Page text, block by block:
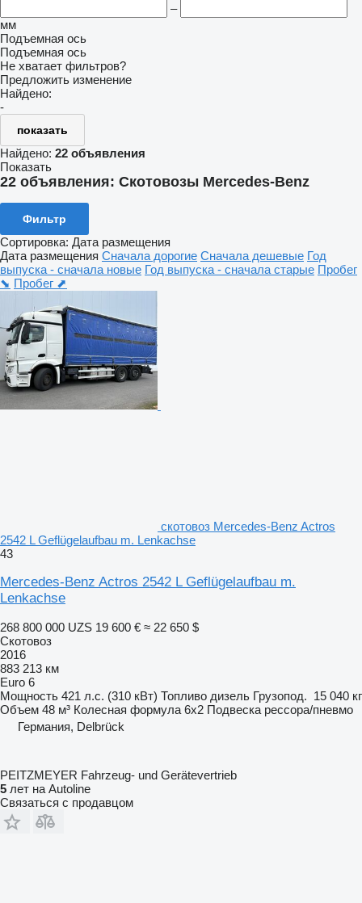
–
мм
Подъемная ось
Подъемная ось
Не хватает фильтров?
Предложить изменение
Найдено:
-
показать
Найдено: 22 объявления
Показать
22 объявления: Скотовозы Mercedes-Benz
Фильтр
Сортировка: Дата размещения
Дата размещения Сначала дорогие Сначала дешевые Год
выпуска - сначала новые Год выпуска - сначала старые Пробег
⬊ Пробег ⬈
скотовоз Mercedes-Benz Actros
2542 L Geflügelaufbau m. Lenkachse
43
Mercedes-Benz Actros 2542 L Geflügelaufbau m.
Lenkachse
268 800 000 UZS 19 600 € ≈ 22 650 $
Скотовоз
2016
883 213 км
Euro 6
Мощность 421 л.с. (310 кВт) Топливо дизель Грузопод. 15 040 кг
Объем 48 м³ Колесная формула 6x2 Подвеска рессора/пневмо
Германия, Delbrück
PEITZMEYER Fahrzeug- und Gerätevertrieb
5 лет на Autoline
Связаться с продавцом